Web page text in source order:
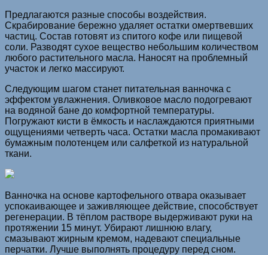
Предлагаются разные способы воздействия.
Скрабирование бережно удаляет остатки омертвевших
частиц. Состав готовят из спитого кофе или пищевой
соли. Разводят сухое вещество небольшим количеством
любого растительного масла. Наносят на проблемный
участок и легко массируют.
Следующим шагом станет питательная ванночка с
эффектом увлажнения. Оливковое масло подогревают
на водяной бане до комфортной температуры.
Погружают кисти в ёмкость и наслаждаются приятными
ощущениями четверть часа. Остатки масла промакивают
бумажным полотенцем или салфеткой из натуральной
ткани.
Ванночка на основе картофельного отвара оказывает
успокаивающее и заживляющее действие, способствует
регенерации. В тёплом растворе выдерживают руки на
протяжении 15 минут. Убирают лишнюю влагу,
смазывают жирным кремом, надевают специальные
перчатки. Лучше выполнять процедуру перед сном.